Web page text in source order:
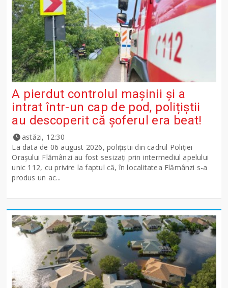
A pierdut controlul mașinii și a
intrat într-un cap de pod, polițiștii
au descoperit că șoferul era beat!
astăzi, 12:30
La data de 06 august 2026, polițiștii din cadrul Poliției
Orașului Flămânzi au fost sesizați prin intermediul apelului
unic 112, cu privire la faptul că, în localitatea Flămânzi s-a
produs un ac...